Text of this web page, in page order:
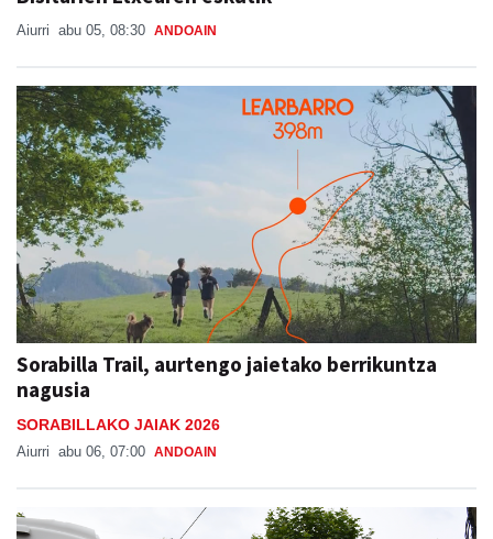
Aiurri abu 05, 08:30 ANDOAIN
Sorabilla Trail, aurtengo jaietako berrikuntza
nagusia
SORABILLAKO JAIAK 2026
Aiurri abu 06, 07:00 ANDOAIN